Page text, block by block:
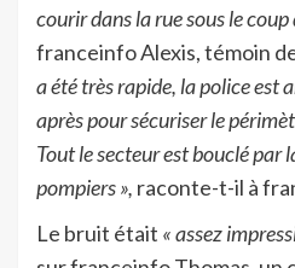
courir dans la rue sous le coup
franceinfo Alexis, témoin
a été très rapide, la police est
après pour sécuriser le
Tout le secteur est bouclé par
pompiers », raconte-t-il à
Le bruit était « assez